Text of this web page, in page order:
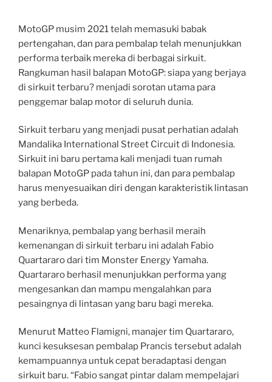
MotoGP musim 2021 telah memasuki babak
pertengahan, dan para pembalap telah menunjukkan
performa terbaik mereka di berbagai sirkuit.
Rangkuman hasil balapan MotoGP: siapa yang berjaya
di sirkuit terbaru? menjadi sorotan utama para
penggemar balap motor di seluruh dunia.
Sirkuit terbaru yang menjadi pusat perhatian adalah
Mandalika International Street Circuit di Indonesia.
Sirkuit ini baru pertama kali menjadi tuan rumah
balapan MotoGP pada tahun ini, dan para pembalap
harus menyesuaikan diri dengan karakteristik lintasan
yang berbeda.
Menariknya, pembalap yang berhasil meraih
kemenangan di sirkuit terbaru ini adalah Fabio
Quartararo dari tim Monster Energy Yamaha.
Quartararo berhasil menunjukkan performa yang
mengesankan dan mampu mengalahkan para
pesaingnya di lintasan yang baru bagi mereka.
Menurut Matteo Flamigni, manajer tim Quartararo,
kunci kesuksesan pembalap Prancis tersebut adalah
kemampuannya untuk cepat beradaptasi dengan
sirkuit baru. “Fabio sangat pintar dalam mempelajari